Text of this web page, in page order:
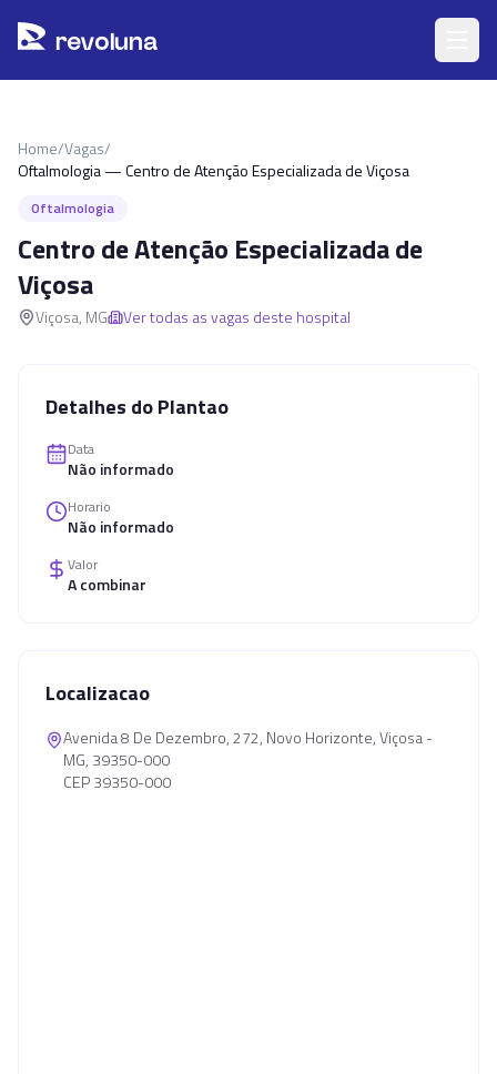
revoluna
Home/Vagas/
Oftalmologia — Centro de Atenção Especializada de Viçosa
Oftalmologia
Centro de Atenção Especializada de
Viçosa
Viçosa, MG Ver todas as vagas deste hospital
Detalhes do Plantao
Data
Não informado
Horario
Não informado
Valor
A combinar
Localizacao
Avenida 8 De Dezembro, 272, Novo Horizonte, Viçosa -
MG, 39350-000
CEP 39350-000